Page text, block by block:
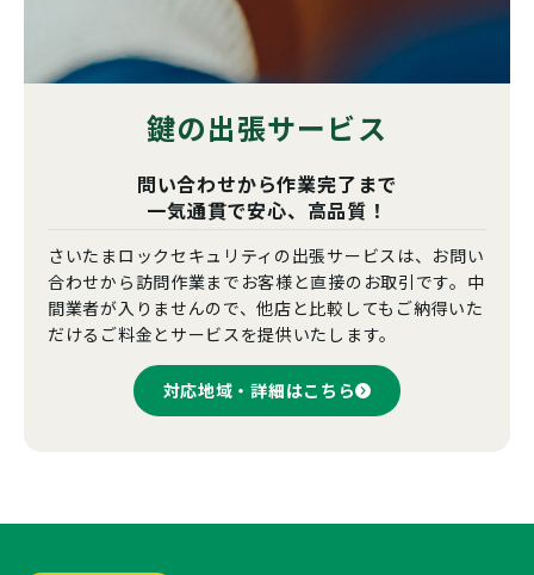
鍵の出張サービス
問い合わせから作業完了まで
一気通貫で安心、高品質！
さいたまロックセキュリティの出張サービスは、お問い
合わせから訪問作業までお客様と直接のお取引です。中
間業者が入りませんので、他店と比較してもご納得いた
だけるご料金とサービスを提供いたします。
対応地域・詳細はこちら